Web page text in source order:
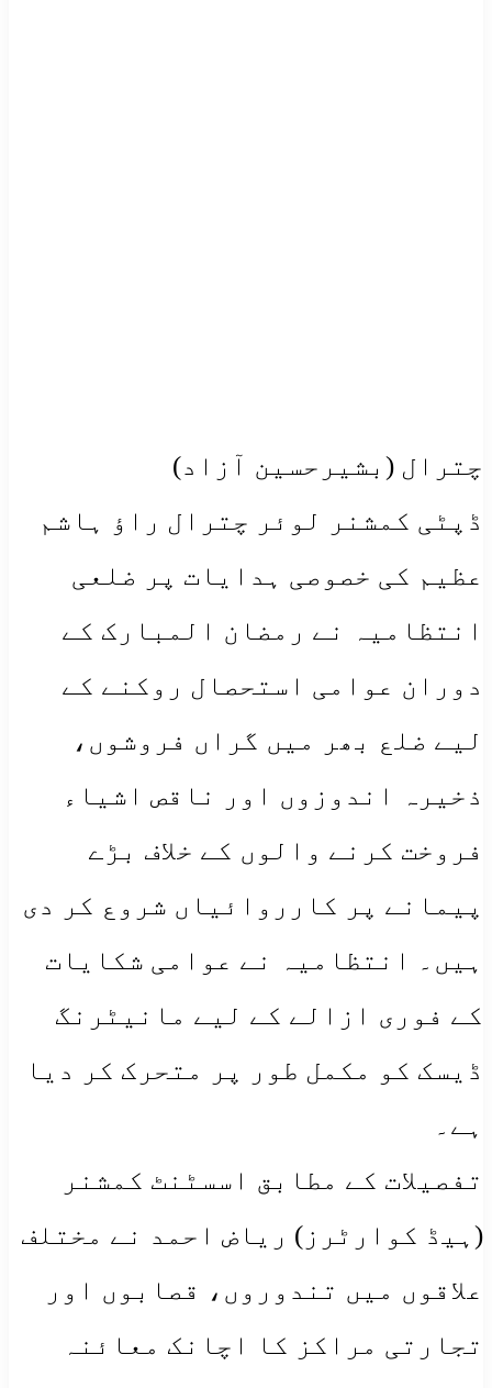
​چترال (بشیرحسین آزاد)
ڈپٹی کمشنر لوئر چترال راؤ ہاشم
عظیم کی خصوصی ہدایات پر ضلعی
انتظامیہ نے رمضان المبارک کے
دوران عوامی استحصال روکنے کے
لیے ضلع بھر میں گراں فروشوں،
ذخیرہ اندوزوں اور ناقص اشیاء
فروخت کرنے والوں کے خلاف بڑے
پیمانے پر کارروائیاں شروع کر دی
ہیں۔ انتظامیہ نے عوامی شکایات
کے فوری ازالے کے لیے مانیٹرنگ
ڈیسک کو مکمل طور پر متحرک کر دیا
ہے۔
​تفصیلات کے مطابق اسسٹنٹ کمشنر
(ہیڈ کوارٹرز) ریاض احمد نے مختلف
علاقوں میں تندوروں، قصابوں اور
تجارتی مراکز کا اچانک معائنہ